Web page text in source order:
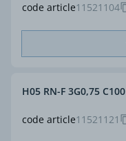
code article11521104
code article11521121
H05 RN-F 3G0,75 C100